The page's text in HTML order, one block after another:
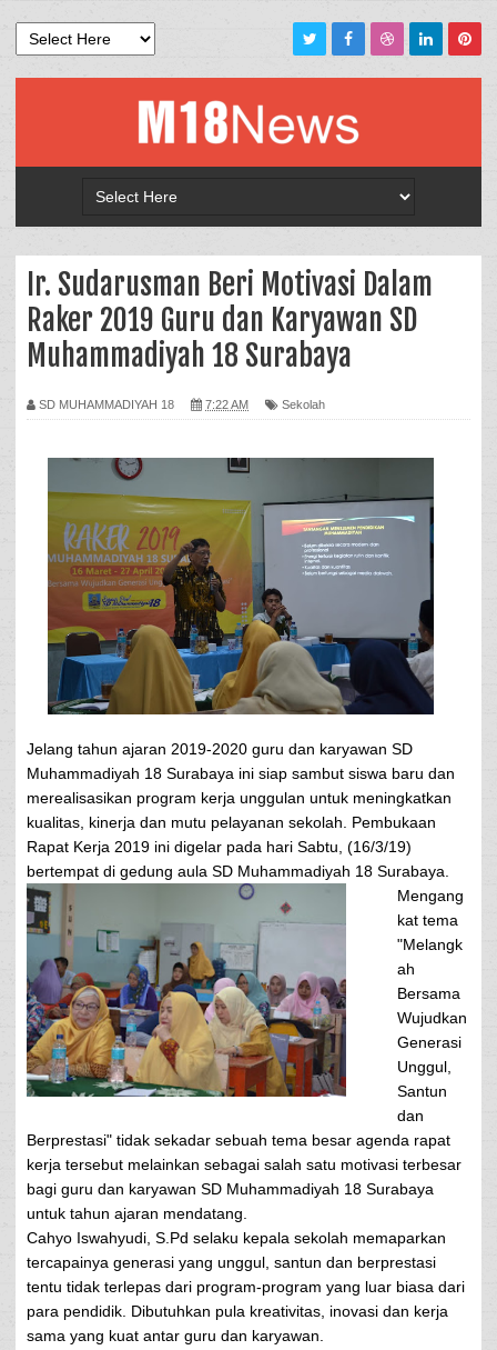
Ir. Sudarusman Beri Motivasi Dalam
Raker 2019 Guru dan Karyawan SD
Muhammadiyah 18 Surabaya
SD MUHAMMADIYAH 18 7:22 AM Sekolah
Jelang tahun ajaran 2019-2020 guru dan karyawan SD
Muhammadiyah 18 Surabaya ini siap sambut siswa baru dan
merealisasikan program kerja unggulan untuk meningkatkan
kualitas, kinerja dan mutu pelayanan sekolah. Pembukaan
Rapat Kerja 2019 ini digelar pada hari Sabtu, (16/3/19)
bertempat di gedung aula SD Muhammadiyah 18 Surabaya.
Mengang
kat tema
"Melangk
ah
Bersama
Wujudkan
Generasi
Unggul,
Santun
dan
Berprestasi" tidak sekadar sebuah tema besar agenda rapat
kerja tersebut melainkan sebagai salah satu motivasi terbesar
bagi guru dan karyawan SD Muhammadiyah 18 Surabaya
untuk tahun ajaran mendatang.
Cahyo Iswahyudi, S.Pd selaku kepala sekolah memaparkan
tercapainya generasi yang unggul, santun dan berprestasi
tentu tidak terlepas dari program-program yang luar biasa dari
para pendidik. Dibutuhkan pula kreativitas, inovasi dan kerja
sama yang kuat antar guru dan karyawan.